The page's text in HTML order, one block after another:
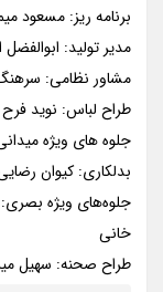
برنامه ریز: مسعود
مدیر تولید:
مشاور نظامی:
طراح لباس: نوید
جلوه های ویژه
بدلکاری: کیوان
جلوه‌های ویژه
خانی
طراح صحنه: سهیل